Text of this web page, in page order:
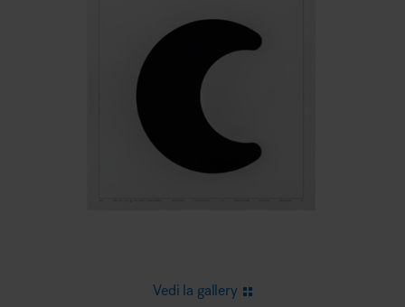
Arredo area operativa
Vedi la gallery